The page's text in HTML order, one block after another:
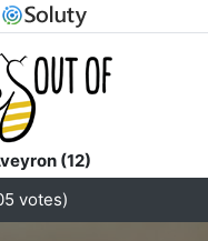
(12)
votes)